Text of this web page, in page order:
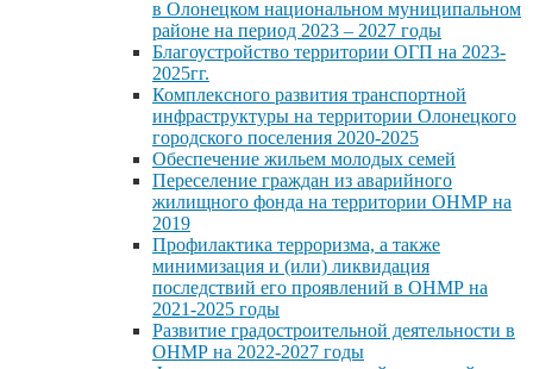
в Олонецком национальном муниципальном
районе на период 2023 – 2027 годы
Благоустройство территории ОГП на 2023-
2025гг.
Комплексного развития транспортной
инфраструктуры на территории Олонецкого
городского поселения 2020-2025
Обеспечение жильем молодых семей
Переселение граждан из аварийного
жилищного фонда на территории ОНМР на
2019
Профилактика терроризма, а также
минимизация и (или) ликвидация
последствий его проявлений в ОНМР на
2021-2025 годы
Развитие градостроительной деятельности в
ОНМР на 2022-2027 годы